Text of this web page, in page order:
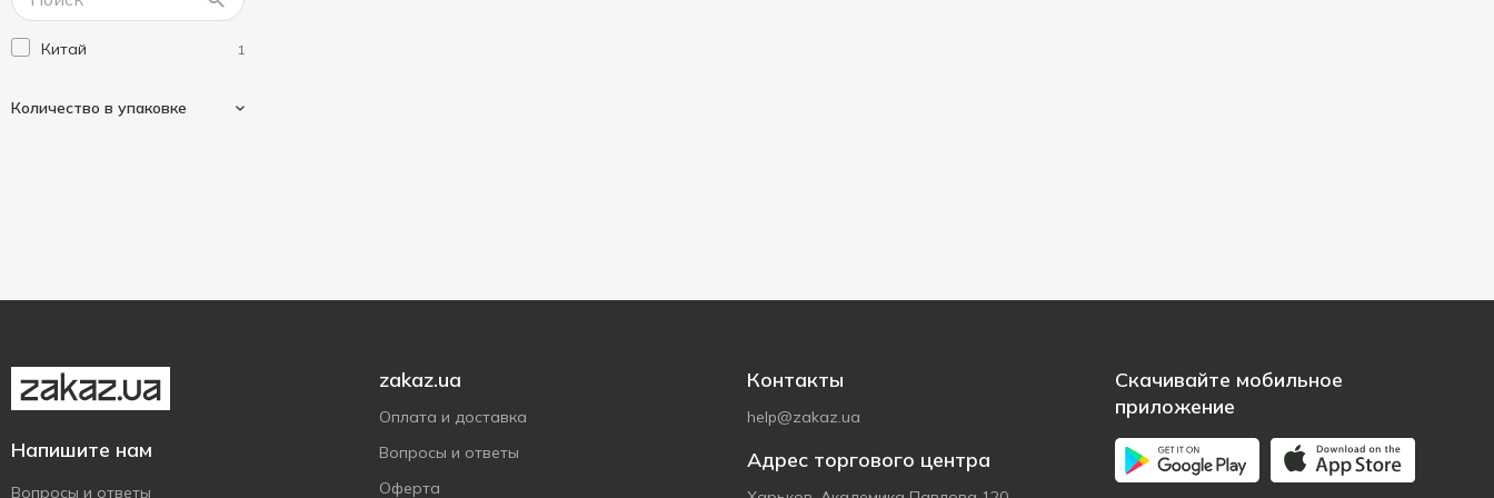
Китай 1
Количество в упаковке
Напишите нам
Вопросы и ответы
zakaz.ua
Оплата и доставка
Вопросы и ответы
Оферта
Контакты
help@zakaz.ua
Адрес торгового центра
Скачивайте мобильное
приложение